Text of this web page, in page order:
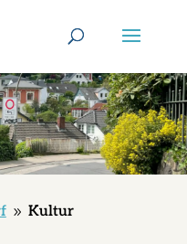
9 Kultur